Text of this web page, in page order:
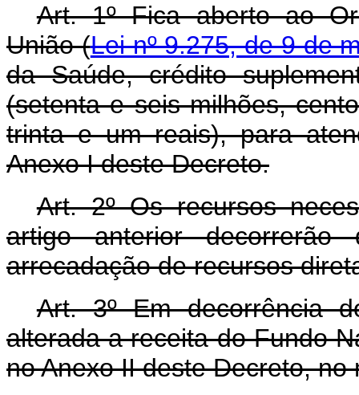
Art. 1º Fica aberto ao
União (Lei nº 9.275, de 9 de
da Saúde, crédito
(setenta e seis milhões,
trinta e um reais), para
Anexo I deste Decreto.
Art. 2º Os recursos
artigo anterior
arrecadação de recursos
Art. 3º Em decorrência
alterada a receita do Fundo
no Anexo II deste Decreto,